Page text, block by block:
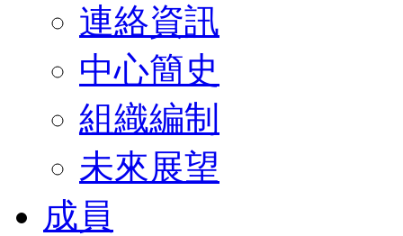
連絡資訊
中心簡史
組織編制
未來展望
成員